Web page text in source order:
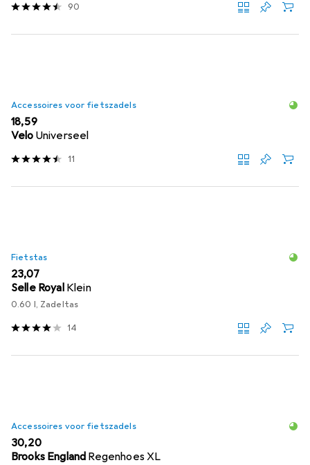
90
Accessoires voor fietszadels
EUR
18,59
Velo Universeel
11
Fietstas
EUR
23,07
Selle Royal Klein
0.60 l, Zadeltas
14
Accessoires voor fietszadels
EUR
30,20
Brooks England Regenhoes XL